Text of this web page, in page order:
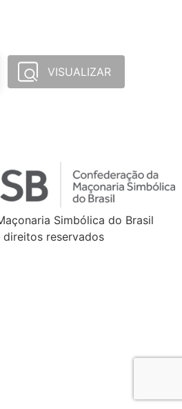
VISUALIZAR
Simbólica do Brasil
direitos reservados